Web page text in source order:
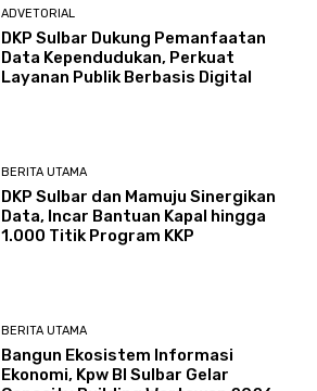
ADVETORIAL
DKP Sulbar Dukung Pemanfaatan
Data Kependudukan, Perkuat
Layanan Publik Berbasis Digital
BERITA UTAMA
DKP Sulbar dan Mamuju Sinergikan
Data, Incar Bantuan Kapal hingga
1.000 Titik Program KKP
BERITA UTAMA
Bangun Ekosistem Informasi
Ekonomi, Kpw BI Sulbar Gelar